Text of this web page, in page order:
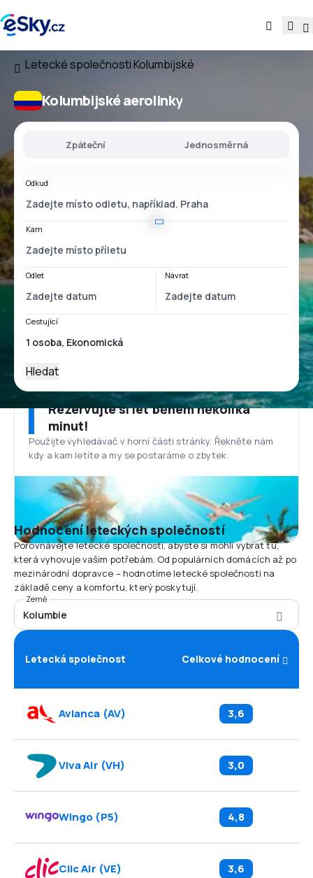
Letecké společnostiKolumbijské
Kolumbijské aerolinky
Zpáteční Jednosměrná
Odkud
Kam
Odlet Návrat
Cestující
Hledat
Rezervujte si let během několika
minut!
Použijte vyhledávač v horní části stránky. Řekněte nám
kdy a kam letíte a my se postaráme o zbytek.
Hodnocení leteckých společností
Porovnávejte letecké společnosti, abyste si mohli vybrat tu,
která vyhovuje vašim potřebám. Od populárních domácích až po
mezinárodní dopravce – hodnotíme letecké společnosti na
základě ceny a komfortu, který poskytují.
Země
Kolumbie
Letecká společnost Celkové hodnocení
Avianca (AV) 3,6
Viva Air (VH) 3,0
Wingo (P5) 4,8
Clic Air (VE) 3,6